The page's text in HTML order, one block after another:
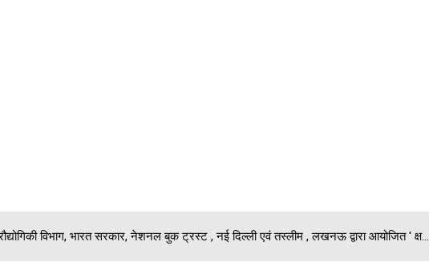
विभाग, भारत सरकार, नेशनल बुक ट्रस्‍ट , नई दिल्‍ली एवं तस्‍लीम , लखनऊ द्वारा आयोजित ' क्ष...